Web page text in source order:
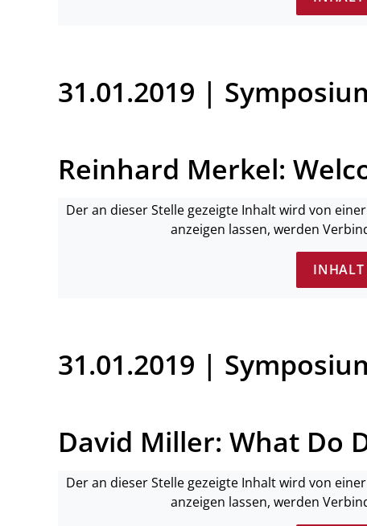
31.01.2019 |
Reinhard Merkel:
Der an dieser Stelle gezeigte Inhalt wird von
anzeigen lassen, werden
INHALT
31.01.2019 |
David Miller: What Do
Der an dieser Stelle gezeigte Inhalt wird von
anzeigen lassen, werden